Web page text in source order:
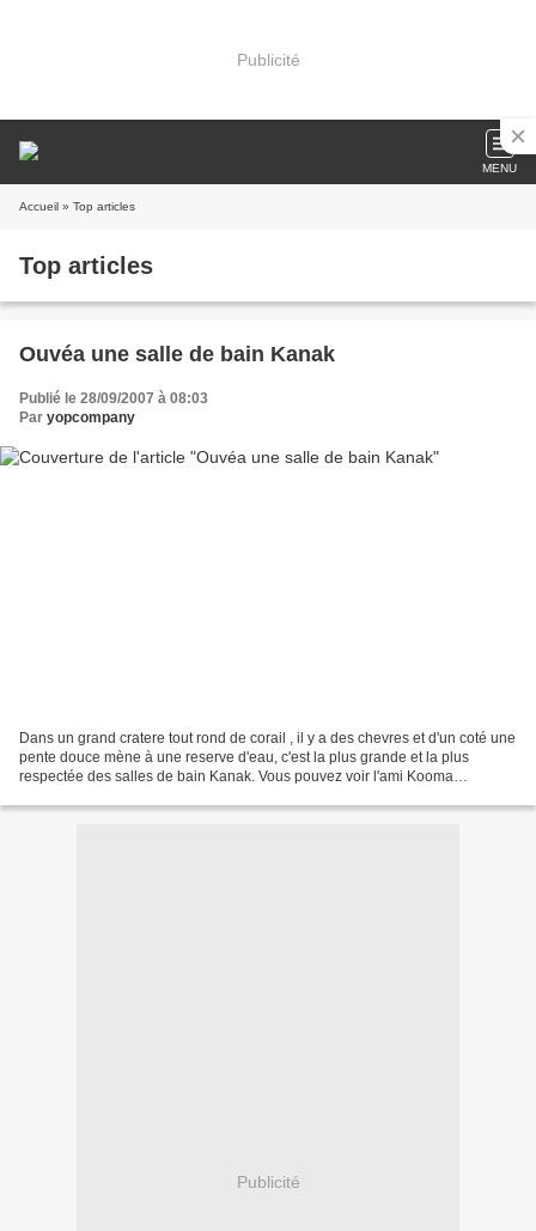
Publicité
MENU
Accueil » Top articles
Top articles
Ouvéa une salle de bain Kanak
Publié le 28/09/2007 à 08:03
Par yopcompany
Dans un grand cratere tout rond de corail , il y a des chevres et d'un coté une
pente douce mène à une reserve d'eau, c'est la plus grande et la plus
respectée des salles de bain Kanak. Vous pouvez voir l'ami Kooma
Publicité